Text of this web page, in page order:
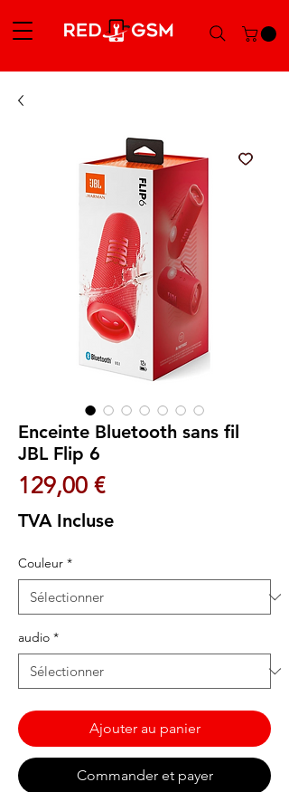
Enceinte Bluetooth sans fil
JBL Flip 6
129,00 €Prix
TVA Incluse
Couleur *
audio *
Ajouter au panier
Commander et payer